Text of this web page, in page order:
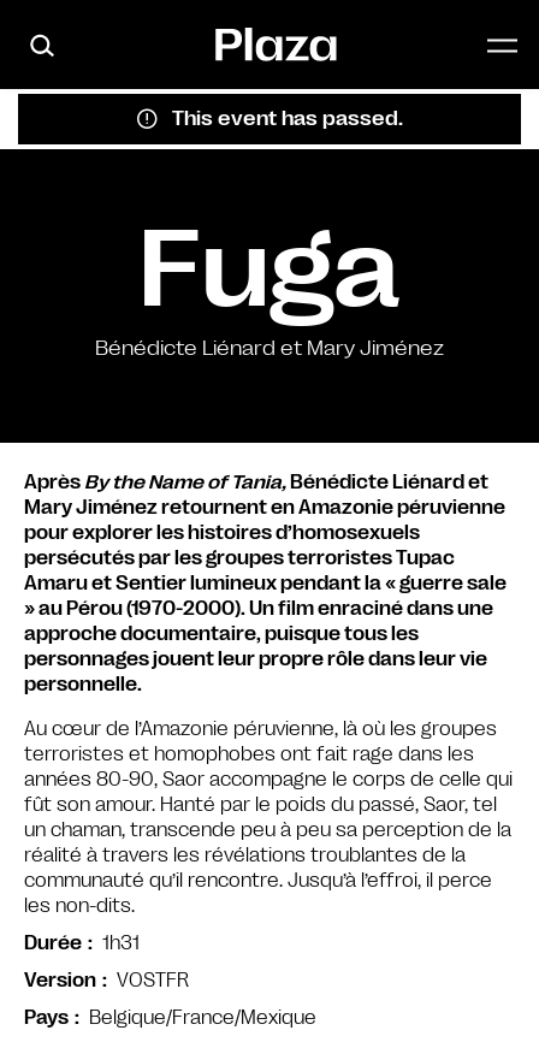
This event has passed.
Fuga
Bénédicte Liénard et Mary Jiménez
Après By the Name of Tania, Bénédicte Liénard et
Mary Jiménez retournent en Amazonie péruvienne
pour explorer les histoires d’homosexuels
persécutés par les groupes terroristes Tupac
Amaru et Sentier lumineux pendant la « guerre sale
» au Pérou (1970-2000). Un film enraciné dans une
approche documentaire, puisque tous les
personnages jouent leur propre rôle dans leur vie
personnelle.
Au cœur de l’Amazonie péruvienne, là où les groupes
terroristes et homophobes ont fait rage dans les
années 80-90, Saor accompagne le corps de celle qui
fût son amour. Hanté par le poids du passé, Saor, tel
un chaman, transcende peu à peu sa perception de la
réalité à travers les révélations troublantes de la
communauté qu’il rencontre. Jusqu’à l’effroi, il perce
les non-dits.
Durée
1h31
Version
VOSTFR
Pays
Belgique/France/Mexique